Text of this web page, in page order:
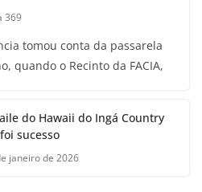
369
tomou conta da passarela
quando o Recinto da FACIA,
do Hawaii do Ingá Country
sucesso
janeiro de 2026